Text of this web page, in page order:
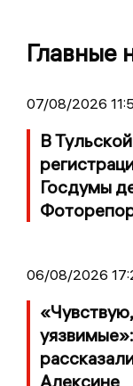
Главные
07/08/2026
В
Госдумы
06/08/2026
Алексине